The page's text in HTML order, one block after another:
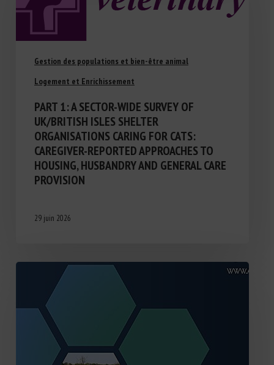
Gestion des populations et bien-être animal
Logement et Enrichissement
PART 1: A SECTOR-WIDE SURVEY OF
UK/BRITISH ISLES SHELTER
ORGANISATIONS CARING FOR CATS:
CAREGIVER-REPORTED APPROACHES TO
HOUSING, HUSBANDRY AND GENERAL CARE
PROVISION
29 juin 2026